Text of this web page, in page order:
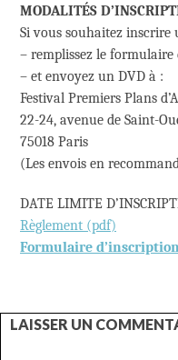
MODALITÉS
Si vous souhaitez inscrire
– remplissez le formulaire
– et envoyez un DVD à :
Festival Premiers Plans
22-24, avenue de Saint-
75018 Paris
(Les envois en
DATE LIMITE
Règlement (pdf)
Formulaire
LAISSER UN